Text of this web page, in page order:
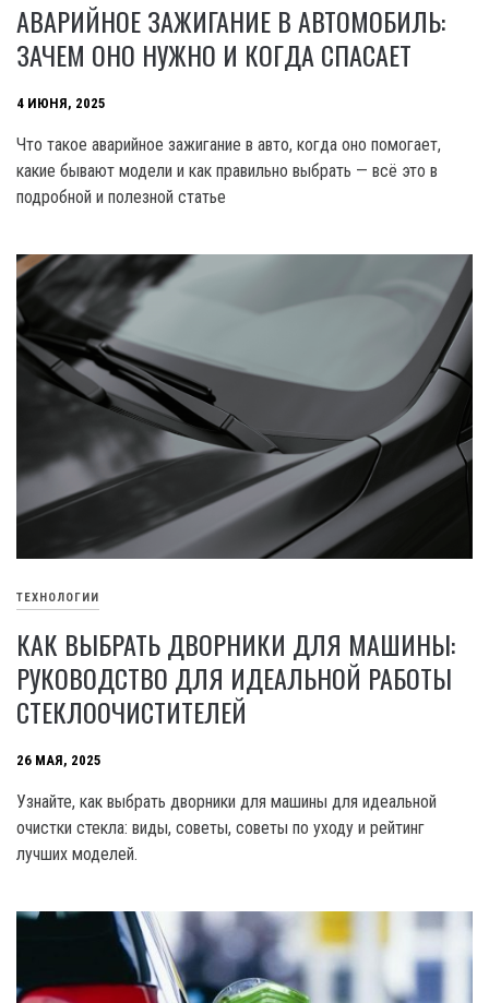
АВАРИЙНОЕ ЗАЖИГАНИЕ В АВТОМОБИЛЬ:
ЗАЧЕМ ОНО НУЖНО И КОГДА СПАСАЕТ
4 ИЮНЯ, 2025
Что такое аварийное зажигание в авто, когда оно помогает,
какие бывают модели и как правильно выбрать — всё это в
подробной и полезной статье
ТЕХНОЛОГИИ
КАК ВЫБРАТЬ ДВОРНИКИ ДЛЯ МАШИНЫ:
РУКОВОДСТВО ДЛЯ ИДЕАЛЬНОЙ РАБОТЫ
СТЕКЛООЧИСТИТЕЛЕЙ
26 МАЯ, 2025
Узнайте, как выбрать дворники для машины для идеальной
очистки стекла: виды, советы, советы по уходу и рейтинг
лучших моделей.